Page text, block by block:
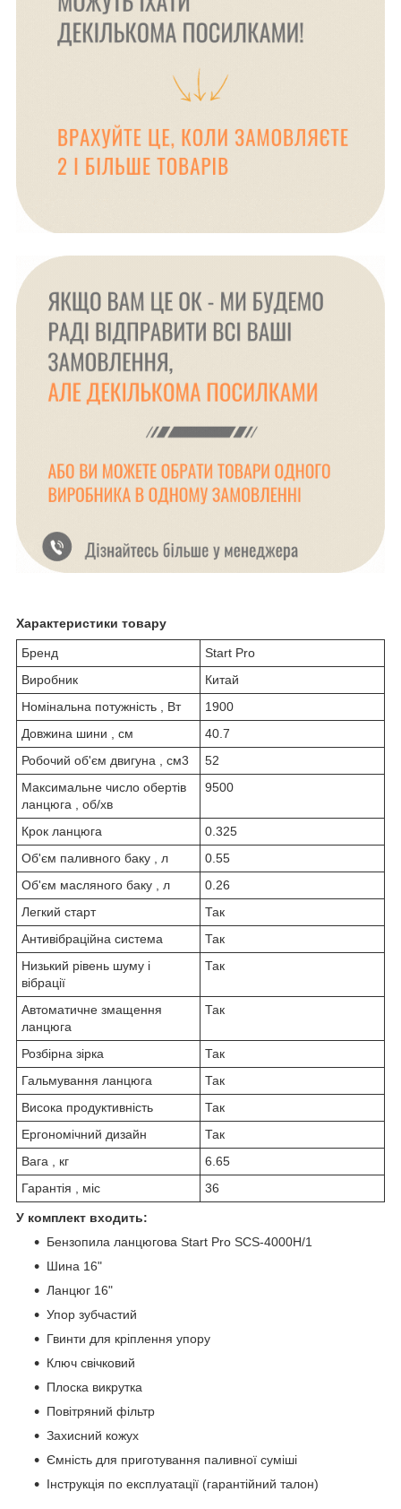
Характеристики товару
Бренд
Start Pro
Виробник
Китай
Номінальна потужність , Вт
1900
Довжина шини , см
40.7
Робочий об'єм двигуна , см3
52
Максимальне число обертів
ланцюга , об/хв
9500
Крок ланцюга
0.325
Об'єм паливного баку , л
0.55
Об'єм масляного баку , л
0.26
Легкий старт
Так
Антивібраційна система
Так
Низький рівень шуму і
вібрації
Так
Автоматичне змащення
ланцюга
Так
Розбірна зірка
Так
Гальмування ланцюга
Так
Висока продуктивність
Так
Ергономічний дизайн
Так
Вага , кг
6.65
Гарантія , міс
36
У комплект входить:
Бензопила ланцюгова Start Pro SCS-4000H/1
Шина 16"
Ланцюг 16"
Упор зубчастий
Гвинти для кріплення упору
Ключ свічковий
Плоска викрутка
Повітряний фільтр
Захисний кожух
Ємність для приготування паливної суміші
Інструкція по експлуатації (гарантійний талон)